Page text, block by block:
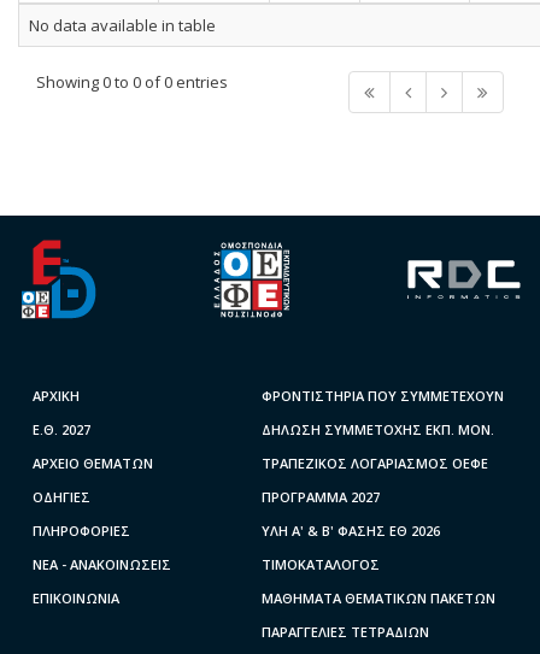
No data available in table
Showing 0 to 0 of 0 entries
ΑΡΧΙΚΗ
Ε.Θ. 2027
ΑΡΧΕΙΟ ΘΕΜΑΤΩΝ
ΟΔΗΓΙΕΣ
ΠΛΗΡΟΦΟΡΙΕΣ
ΝΕΑ - ΑΝΑΚΟΙΝΩΣΕΙΣ
ΕΠΙΚΟΙΝΩΝΙΑ
ΦΡΟΝΤΙΣΤΗΡΙΑ ΠΟΥ ΣΥΜΜΕΤΕΧΟΥΝ
ΔΗΛΩΣΗ ΣΥΜΜΕΤΟΧΗΣ ΕΚΠ. ΜΟΝ.
ΤΡΑΠΕΖΙΚΟΣ ΛΟΓΑΡΙΑΣΜΟΣ ΟΕΦΕ
ΠΡΟΓΡΑΜΜΑ 2027
ΥΛΗ A' & B' ΦΑΣΗΣ ΕΘ 2026
ΤΙΜΟΚΑΤΑΛΟΓΟΣ
ΜΑΘΗΜΑΤΑ ΘΕΜΑΤΙΚΩΝ ΠΑΚΕΤΩΝ
ΠΑΡΑΓΓΕΛΙΕΣ ΤΕΤΡΑΔΙΩΝ